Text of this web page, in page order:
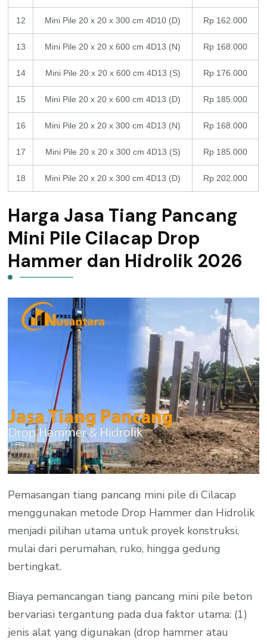
12 Mini Pile 20 x 20 x 300 cm 4D10 (D) Rp 162.000
13 Mini Pile 20 x 20 x 600 cm 4D13 (N) Rp 168.000
14 Mini Pile 20 x 20 x 600 cm 4D13 (S) Rp 176.000
15 Mini Pile 20 x 20 x 600 cm 4D13 (D) Rp 185.000
16 Mini Pile 20 x 20 x 300 cm 4D13 (N) Rp 168.000
17 Mini Pile 20 x 20 x 300 cm 4D13 (S) Rp 185.000
18 Mini Pile 20 x 20 x 300 cm 4D13 (D) Rp 202.000
Harga Jasa Tiang Pancang
Mini Pile Cilacap Drop
Hammer dan Hidrolik 2026
Pemasangan tiang pancang mini pile di Cilacap
menggunakan metode Drop Hammer dan Hidrolik
menjadi pilihan utama untuk proyek konstruksi,
mulai dari perumahan, ruko, hingga gedung
bertingkat.
Biaya pemancangan tiang pancang mini pile beton
bervariasi tergantung pada dua faktor utama: (1)
jenis alat yang digunakan (drop hammer atau